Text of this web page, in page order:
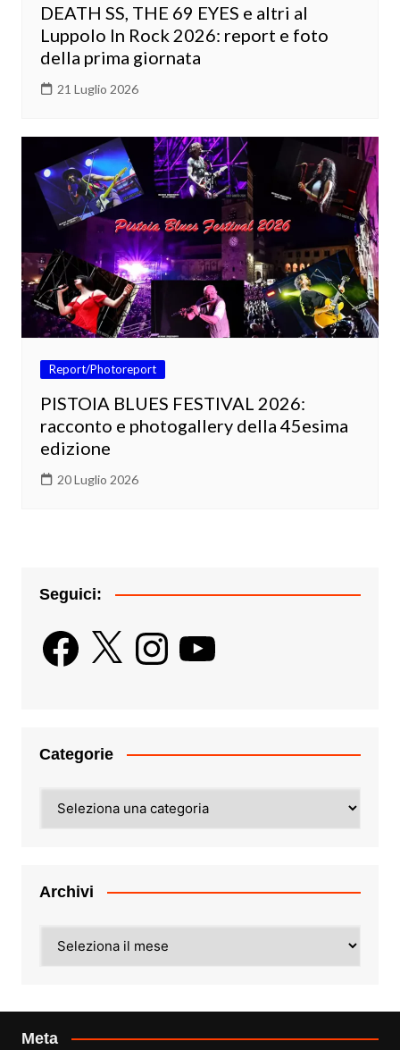
DEATH SS, THE 69 EYES e altri al
Luppolo In Rock 2026: report e foto
della prima giornata
21 Luglio 2026
Report/Photoreport
PISTOIA BLUES FESTIVAL 2026:
racconto e photogallery della 45esima
edizione
20 Luglio 2026
Seguici:
Facebook
X InstagramYouTube
Categorie
Archivi
Meta